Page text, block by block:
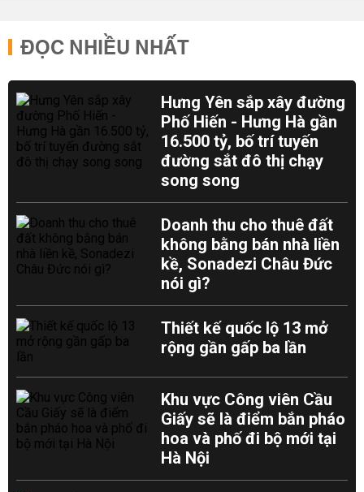
ĐỌC NHIỀU NHẤT
Hưng Yên sắp xây đường
Phố Hiến - Hưng Hà gần
16.500 tỷ, bố trí tuyến
đường sắt đô thị chạy
song song
Doanh thu cho thuê đất
không bằng bán nhà liền
kề, Sonadezi Châu Đức
nói gì?
Thiết kế quốc lộ 13 mở
rộng gần gấp ba lần
Khu vực Công viên Cầu
Giấy sẽ là điểm bắn pháo
hoa và phố đi bộ mới tại
Hà Nội